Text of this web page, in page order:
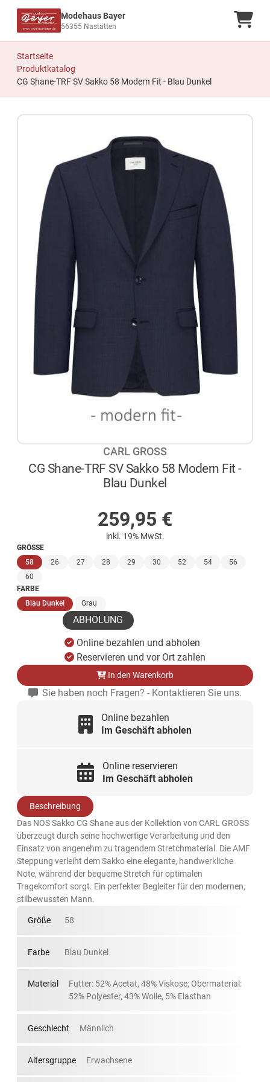
Modehaus Bayer
56355 Nastätten
Startseite
Produktkatalog
CG Shane-TRF SV Sakko 58 Modern Fit - Blau Dunkel
CARL GROSS
CG Shane-TRF SV Sakko 58 Modern Fit -
Blau Dunkel
259,95 €
inkl. 19% MwSt.
GRÖSSE
58(ausgewählt)
26 27 28 29 30 52 54
56
60
FARBE
Blau Dunkel(ausgewählt)
Grau
ABHOLUNG
Online bezahlen und abholen
Reservieren und vor Ort zahlen
In den Warenkorb
Sie haben noch Fragen? - Kontaktieren Sie uns.
Online bezahlen
Im Geschäft abholen
Online reservieren
Im Geschäft abholen
Beschreibung
Das NOS Sakko CG Shane aus der Kollektion von CARL GROSS
überzeugt durch seine hochwertige Verarbeitung und den
Einsatz von angenehm zu tragendem Stretchmaterial. Die AMF
Steppung verleiht dem Sakko eine elegante, handwerkliche
Note, während der bequeme Stretch für optimalen
Tragekomfort sorgt. Ein perfekter Begleiter für den modernen,
stilbewussten Mann.
Größe 58
Farbe Blau Dunkel
Material
Futter: 52% Acetat, 48% Viskose; Obermaterial:
52% Polyester, 43% Wolle, 5% Elasthan
Geschlecht Männlich
Altersgruppe Erwachsene